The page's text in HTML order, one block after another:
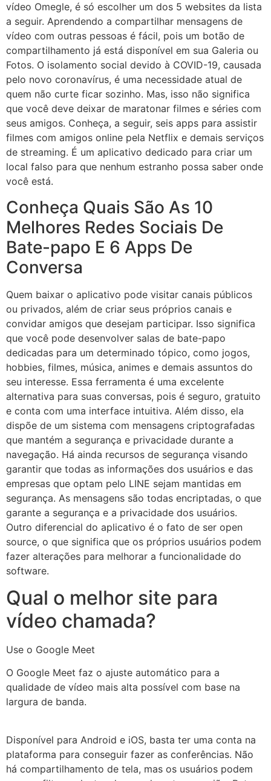
vídeo Omegle, é só escolher um dos 5 websites da lista
a seguir. Aprendendo a compartilhar mensagens de
vídeo com outras pessoas é fácil, pois um botão de
compartilhamento já está disponível em sua Galeria ou
Fotos. O isolamento social devido à COVID-19, causada
pelo novo coronavírus, é uma necessidade atual de
quem não curte ficar sozinho. Mas, isso não significa
que você deve deixar de maratonar filmes e séries com
seus amigos. Conheça, a seguir, seis apps para assistir
filmes com amigos online pela Netflix e demais serviços
de streaming. É um aplicativo dedicado para criar um
local falso para que nenhum estranho possa saber onde
você está.
Conheça Quais São As 10
Melhores Redes Sociais De
Bate-papo E 6 Apps De
Conversa
Quem baixar o aplicativo pode visitar canais públicos
ou privados, além de criar seus próprios canais e
convidar amigos que desejam participar. Isso significa
que você pode desenvolver salas de bate-papo
dedicadas para um determinado tópico, como jogos,
hobbies, filmes, música, animes e demais assuntos do
seu interesse. Essa ferramenta é uma excelente
alternativa para suas conversas, pois é seguro, gratuito
e conta com uma interface intuitiva. Além disso, ela
dispõe de um sistema com mensagens criptografadas
que mantém a segurança e privacidade durante a
navegação. Há ainda recursos de segurança visando
garantir que todas as informações dos usuários e das
empresas que optam pelo LINE sejam mantidas em
segurança. As mensagens são todas encriptadas, o que
garante a segurança e a privacidade dos usuários.
Outro diferencial do aplicativo é o fato de ser open
source, o que significa que os próprios usuários podem
fazer alterações para melhorar a funcionalidade do
software.
Qual o melhor site para
vídeo chamada?
Use o Google Meet
O Google Meet faz o ajuste automático para a
qualidade de vídeo mais alta possível com base na
largura de banda.
Disponível para Android e iOS, basta ter uma conta na
plataforma para conseguir fazer as conferências. Não
há compartilhamento de tela, mas os usuários podem